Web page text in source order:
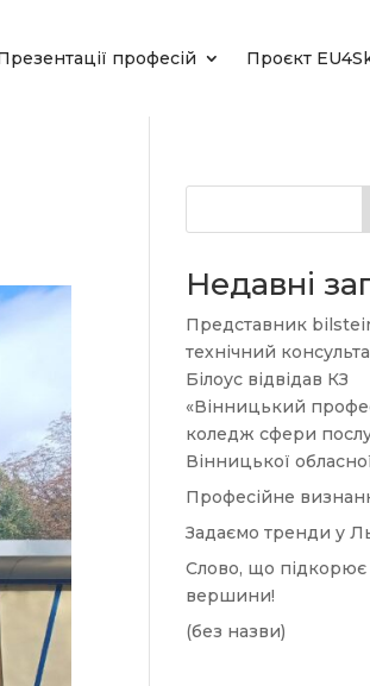
професій Проєкт
Недавні
Представник
технічний
Білоус відвідав КЗ
«Вінницький
коледж сфери
Вінницької
Професійне
Задаємо тренди у
Слово, що підкорює
вершини!
(без назви)